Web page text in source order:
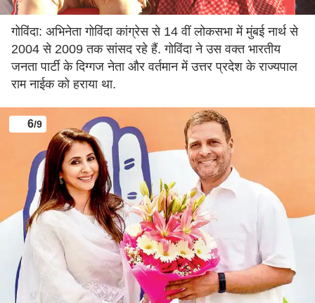
गोविंदा: अभिनेता गोविंदा कांग्रेस से 14 वीं लोकसभा में मुंबई नार्थ से
2004 से 2009 तक सांसद रहे हैं. गोविंदा ने उस वक्त भारतीय
जनता पार्टी के दिग्गज नेता और वर्तमान में उत्तर प्रदेश के राज्यपाल
राम नाईक को हराया था.
6/9